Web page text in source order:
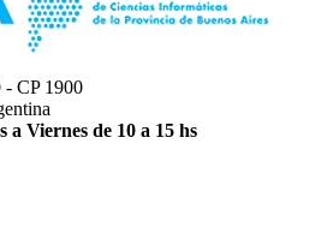
- CP 1900
a Viernes de 10 a 15 hs